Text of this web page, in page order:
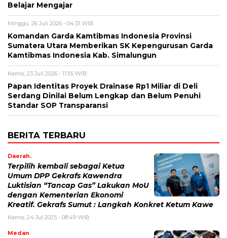
Belajar Mengajar
Minggu, 26 Juli 2026 - 04:31 WIB
Komandan Garda Kamtibmas Indonesia Provinsi
Sumatera Utara Memberikan SK Kepengurusan Garda
Kamtibmas Indonesia Kab. Simalungun
Kamis, 23 Juli 2026 - 11:55 WIB
Papan Identitas Proyek Drainase Rp1 Miliar di Deli
Serdang Dinilai Belum Lengkap dan Belum Penuhi
Standar SOP Transparansi
BERITA TERBARU
Daerah.
Terpilih kembali sebagai Ketua
Umum DPP Gekrafs Kawendra
Luktisian “Tancap Gas” Lakukan MoU
dengan Kementerian Ekonomi
Kreatif. Gekrafs Sumut : Langkah Konkret Ketum Kawe
Kamis, 24 Jul 2025 - 08:49 WIB
Medan